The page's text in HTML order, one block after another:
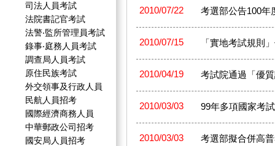
司法人員考試
法院書記官考試
法警‧監所管理員考試
錄事‧庭務人員考試
調查局人員考試
原住民族考試
外交領事及行政人員
民航人員招考
國際經濟商務人員
中華郵政公司招考
國安局人員招考
2010/07/22 考選部公告100年
2010/07/15 「實地考試規則
2010/04/19 考試院通過「優
2010/03/03 99年多項國家考
2010/03/03 考選部擬合併高